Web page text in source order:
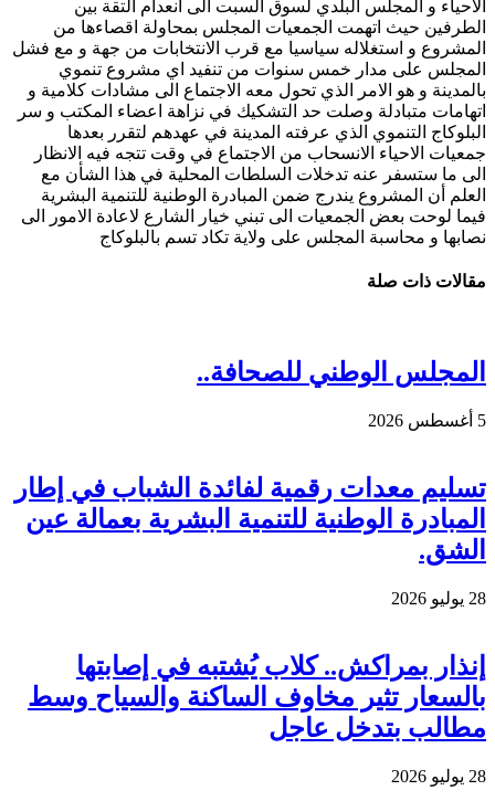
الاحياء و المجلس البلدي لسوق السبت الى انعدام التقة بين
الطرفين حيث اتهمت الجمعيات المجلس بمحاولة اقصاءها من
المشروع و استغلاله سياسيا مع قرب الانتخابات من جهة و مع فشل
المجلس على مدار خمس سنوات من تنفيد اي مشروع تنموي
بالمدينة و هو الامر الذي تحول معه الاجتماع الى مشادات كلامية و
اتهامات متبادلة وصلت حد التشكيك في نزاهة اعضاء المكتب و سر
البلوكاج التنموي الذي عرفته المدينة في عهدهم لتقرر بعدها
جمعيات الاحياء الانسحاب من الاجتماع في وقت تتجه فيه الانظار
الى ما ستسفر عنه تدخلات السلطات المحلية في هذا الشأن مع
العلم أن المشروع يندرج ضمن المبادرة الوطنية للتنمية البشرية
فيما لوحت بعض الجمعيات الى تبني خيار الشارع لاعادة الامور الى
نصابها و محاسبة المجلس على ولاية تكاد تسم بالبلوكاج
مقالات ذات صلة
المجلس الوطني للصحافة..
5 أغسطس 2026
تسليم معدات رقمية لفائدة الشباب في إطار
المبادرة الوطنية للتنمية البشرية بعمالة عين
الشق.
28 يوليو 2026
إنذار بمراكش.. كلاب يُشتبه في إصابتها
بالسعار تثير مخاوف الساكنة والسياح وسط
مطالب بتدخل عاجل
28 يوليو 2026